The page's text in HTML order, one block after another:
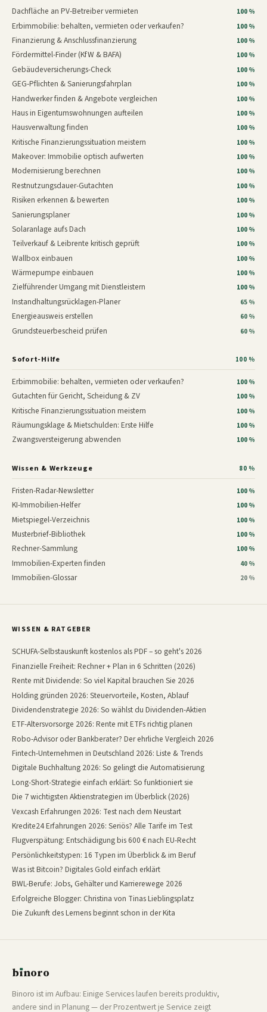
Dachfläche an PV-Betreiber vermieten 100 %
Erbimmobilie: behalten, vermieten oder verkaufen? 100 %
Finanzierung & Anschlussfinanzierung 100 %
Fördermittel-Finder (KfW & BAFA) 100 %
Gebäudeversicherungs-Check 100 %
GEG-Pflichten & Sanierungsfahrplan 100 %
Handwerker finden & Angebote vergleichen 100 %
Haus in Eigentumswohnungen aufteilen 100 %
Hausverwaltung finden 100 %
Kritische Finanzierungssituation meistern 100 %
Makeover: Immobilie optisch aufwerten 100 %
Modernisierung berechnen 100 %
Restnutzungsdauer-Gutachten 100 %
Risiken erkennen & bewerten 100 %
Sanierungsplaner 100 %
Solaranlage aufs Dach 100 %
Teilverkauf & Leibrente kritisch geprüft 100 %
Wallbox einbauen 100 %
Wärmepumpe einbauen 100 %
Zielführender Umgang mit Dienstleistern 100 %
Instandhaltungsrücklagen-Planer 65 %
Energieausweis erstellen 60 %
Grundsteuerbescheid prüfen 60 %
Sofort-Hilfe 100 %
Erbimmobilie: behalten, vermieten oder verkaufen? 100 %
Gutachten für Gericht, Scheidung & ZV 100 %
Kritische Finanzierungssituation meistern 100 %
Räumungsklage & Mietschulden: Erste Hilfe 100 %
Zwangsversteigerung abwenden 100 %
Wissen & Werkzeuge 80 %
Fristen-Radar-Newsletter 100 %
KI-Immobilien-Helfer 100 %
Mietspiegel-Verzeichnis 100 %
Musterbrief-Bibliothek 100 %
Rechner-Sammlung 100 %
Immobilien-Experten finden 40 %
Immobilien-Glossar 20 %
WISSEN & RATGEBER
SCHUFA-Selbstauskunft kostenlos als PDF – so geht's 2026
Finanzielle Freiheit: Rechner + Plan in 6 Schritten (2026)
Rente mit Dividende: So viel Kapital brauchen Sie 2026
Holding gründen 2026: Steuervorteile, Kosten, Ablauf
Dividendenstrategie 2026: So wählst du Dividenden-Aktien
ETF-Altersvorsorge 2026: Rente mit ETFs richtig planen
Robo-Advisor oder Bankberater? Der ehrliche Vergleich 2026
Fintech-Unternehmen in Deutschland 2026: Liste & Trends
Digitale Buchhaltung 2026: So gelingt die Automatisierung
Long-Short-Strategie einfach erklärt: So funktioniert sie
Die 7 wichtigsten Aktienstrategien im Überblick (2026)
Vexcash Erfahrungen 2026: Test nach dem Neustart
Kredite24 Erfahrungen 2026: Seriös? Alle Tarife im Test
Flugverspätung: Entschädigung bis 600 € nach EU-Recht
Persönlichkeitstypen: 16 Typen im Überblick & im Beruf
Was ist Bitcoin? Digitales Gold einfach erklärt
BWL-Berufe: Jobs, Gehälter und Karrierewege 2026
Erfolgreiche Blogger: Christina von Tinas Lieblingsplatz
Die Zukunft des Lernens beginnt schon in der Kita
bınoro
Binoro ist im Aufbau: Einige Services laufen bereits produktiv,
andere sind in Planung — der Prozentwert je Service zeigt